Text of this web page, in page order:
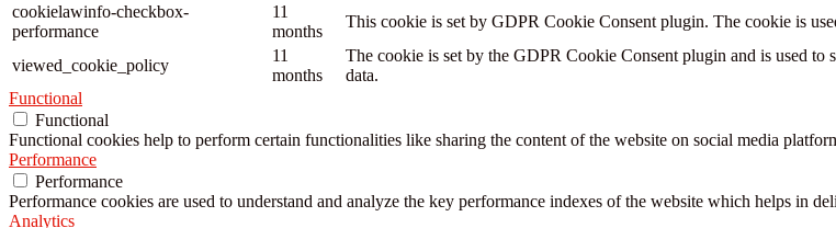
cookielawinfo-checkbox-
performance
11
months
This cookie is set by GDPR Cookie Consent plugin. The cookie is
viewed_cookie_policy
11
months
The cookie is set by the GDPR Cookie Consent plugin and is used to
data.
Functional
Functional
Functional cookies help to perform certain functionalities like sharing the content of the website on social media
Performance
Performance
Performance cookies are used to understand and analyze the key performance indexes of the website which helps in
Analytics